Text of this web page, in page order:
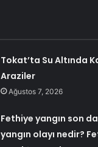
Tokat’ta Su Altında
Araziler
Ağustos 7, 2026
Fethiye yangın son
yangın olayı nedir?